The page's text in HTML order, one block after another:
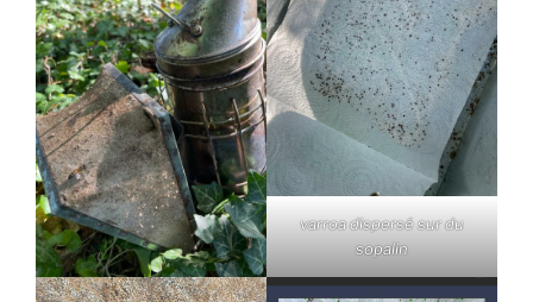
varroa dispersé sur du
sopalin